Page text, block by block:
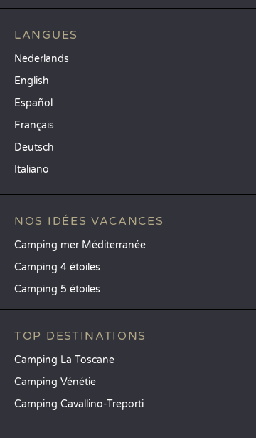
LANGUES
Nederlands
English
Español
Français
Deutsch
Italiano
NOS IDÉES VACANCES
Camping mer Méditerranée
Camping 4 étoiles
Camping 5 étoiles
TOP DESTINATIONS
Camping La Toscane
Camping Vénétie
Camping Cavallino-Treporti